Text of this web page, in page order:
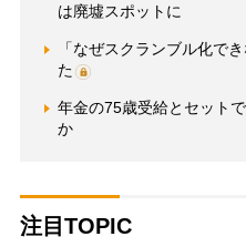
は廃墟スポットに
「なぜスクランブル化で
た
年金の75歳受給とセット
か
注目TOPIC